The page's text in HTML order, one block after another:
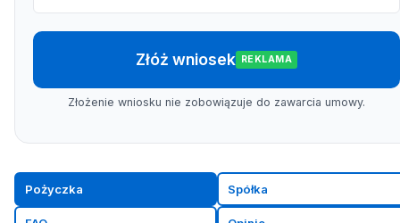
Złóż wniosek REKLAMA
Złożenie wniosku nie zobowiązuje do zawarcia umowy.
Pożyczka Spółka